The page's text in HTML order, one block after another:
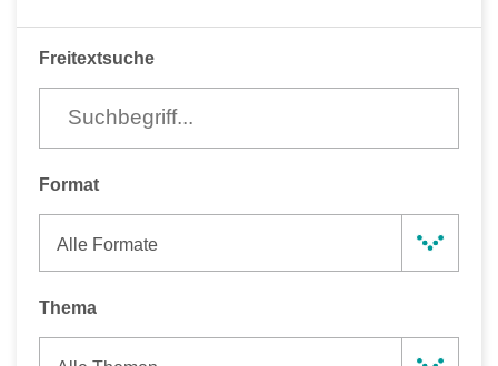
Freitextsuche
Format
Alle Formate
Thema